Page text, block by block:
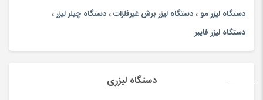
دستگاه لیزر مو ، دستگاه لیزر برش غیرفلزات، دستگاه چیلر لیزر،
دستگاه لیزر فایبر
دستگاه لیزری